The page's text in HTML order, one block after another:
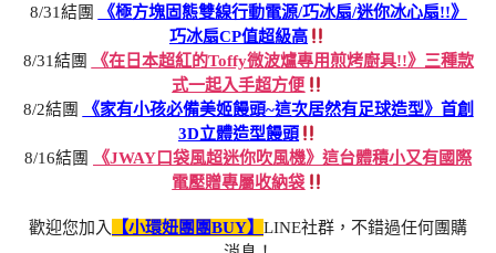
8/31結團
《極方塊固態雙線行動電源/巧冰扇/迷你冰心扇!!》
巧冰扇CP值超級高
8/31結團
《在日本超紅的Toffy微波爐專用煎烤廚具!!》三種款
式一起入手超方便
8/2結團
《家有小孩必備美姬饅頭~這次居然有足球造型》首創
3D立體造型饅頭
8/16結團
《JWAY口袋風超迷你吹風機》這台體積小又有國際
電壓贈專屬收納袋
歡迎您加入 【小環妞團團BUY】 LINE社群，不錯過任何團購